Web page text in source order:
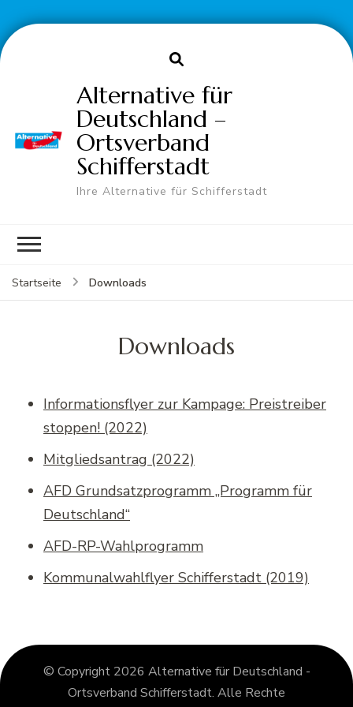
Alternative für
Deutschland –
Ortsverband
Schifferstadt
Ihre Alternative für Schifferstadt
Startseite Downloads
Downloads
Informationsflyer zur Kampage: Preistreiber
stoppen! (2022)
Mitgliedsantrag (2022)
AFD Grundsatzprogramm „Programm für
Deutschland“
AFD-RP-Wahlprogramm
Kommunalwahlflyer Schifferstadt (2019)
© Copyright 2026 Alternative für Deutschland -
Ortsverband Schifferstadt. Alle Rechte